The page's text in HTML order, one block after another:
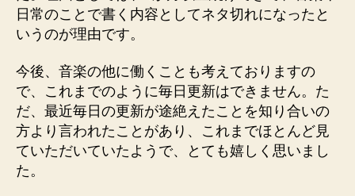
日常のことで書く内容としてネタ切れになったと
いうのが理由です。
今後、音楽の他に働くことも考えておりますの
で、これまでのように毎日更新はできません。た
だ、最近毎日の更新が途絶えたことを知り合いの
方より言われたことがあり、これまでほとんど見
ていただいていたようで、とても嬉しく思いまし
た。